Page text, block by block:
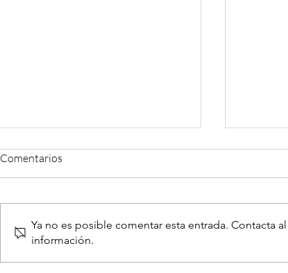
Extracto ajo negro y
Comentarios
Ya no es posible comentar esta entrada. Contacta
información.